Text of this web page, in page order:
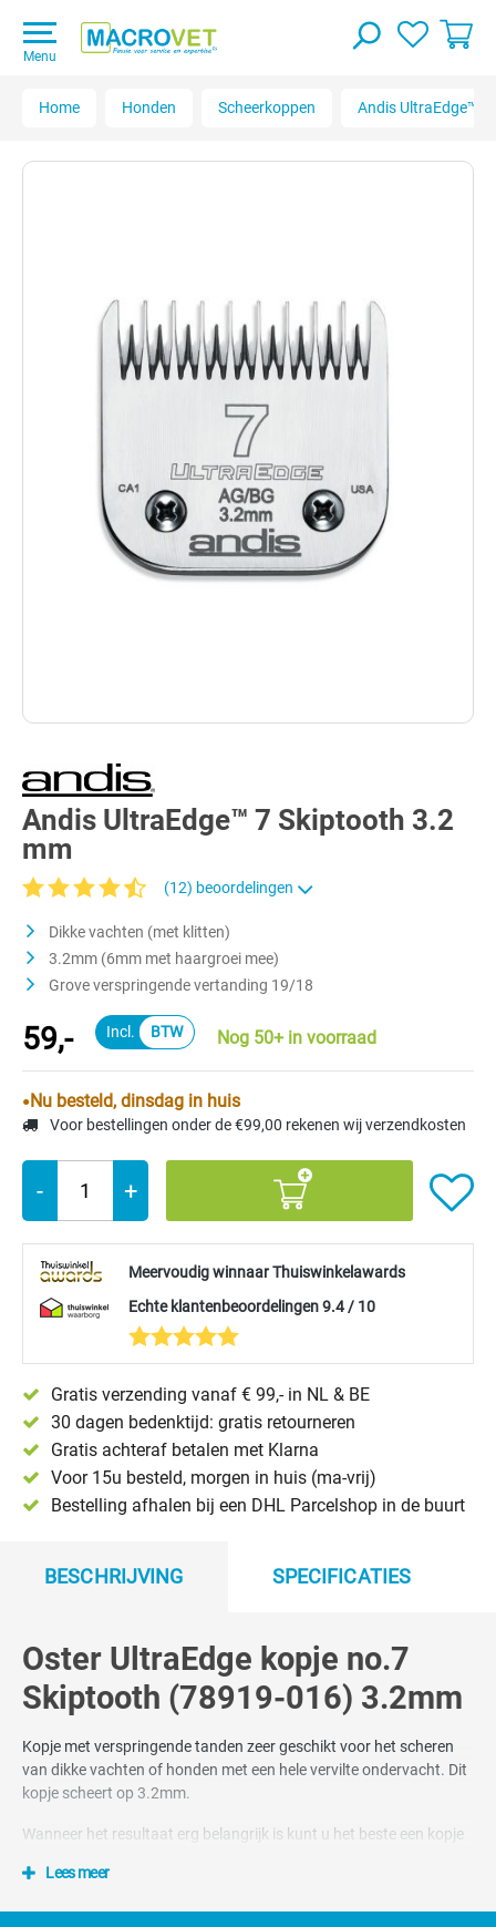
Menu
Home Honden Scheerkoppen Andis UltraEdge™ 7
Andis UltraEdge™ 7 Skiptooth 3.2
mm
(12) beoordelingen
Dikke vachten (met klitten)
3.2mm (6mm met haargroei mee)
Grove verspringende vertanding 19/18
59,- Nog 50+ in voorraad
Nu besteld, dinsdag in huis
Voor bestellingen onder de €99,00 rekenen wij verzendkosten
- +
Meervoudig winnaar Thuiswinkelawards
Echte klantenbeoordelingen 9.4 / 10
Gratis verzending vanaf € 99,- in NL & BE
30 dagen bedenktijd: gratis retourneren
Gratis achteraf betalen met Klarna
Voor 15u besteld, morgen in huis (ma-vrij)
Bestelling afhalen bij een DHL Parcelshop in de buurt
BESCHRIJVING SPECIFICATIES
Oster UltraEdge kopje no.7
Skiptooth (78919-016) 3.2mm
Kopje met verspringende tanden zeer geschikt voor het scheren
van dikke vachten of honden met een hele vervilte ondervacht. Dit
kopje scheert op 3.2mm.
Wanneer het resultaat erg belangrijk is kunt u het beste een kopje
gladder resultaat.
Lees meer